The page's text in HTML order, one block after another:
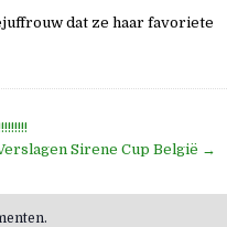
dat ze haar favoriete
Sirene Cup België →